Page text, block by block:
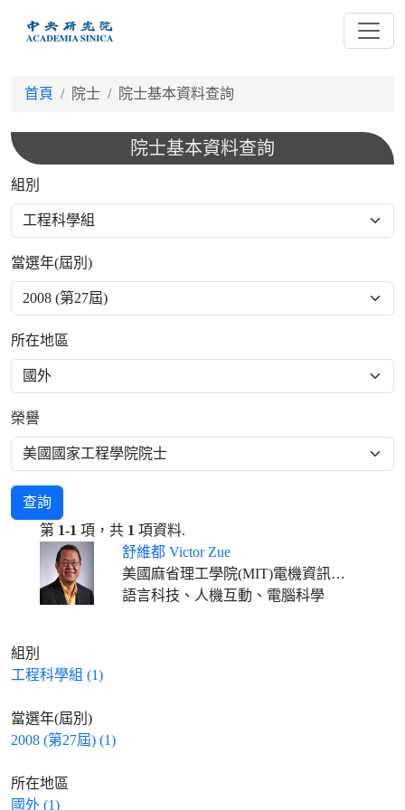
首頁 院士 院士基本資料查詢
院士基本資料查詢
組別
當選年(屆別)
所在地區
榮譽
查詢
第 1-1 項，共 1 項資料.
舒維都 Victor Zue
美國麻省理工學院(MIT)電機資訊學系教授
語言科技、人機互動、電腦科學
組別
工程科學組 (1)
當選年(屆別)
2008 (第27屆) (1)
所在地區
國外 (1)